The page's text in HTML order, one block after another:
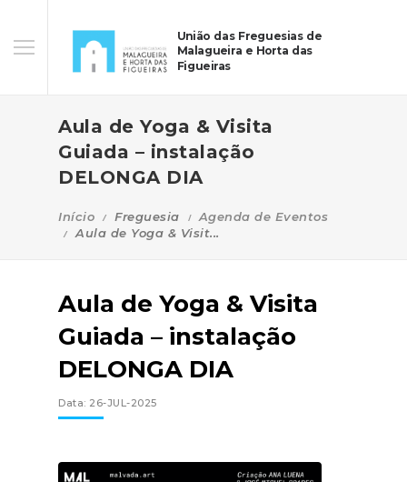
União das Freguesias de
Malagueira e Horta das
Figueiras
Aula de Yoga & Visita
Guiada – instalação
DELONGA DIA
Início Freguesia
Agenda de Eventos
Aula de Yoga & Visit...
Aula de Yoga & Visita
Guiada – instalação
DELONGA DIA
Data: 26-JUL-2025